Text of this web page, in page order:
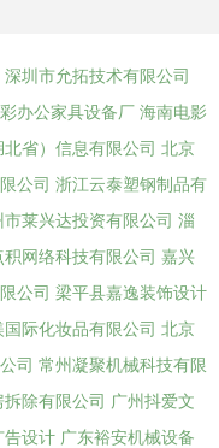
深圳市允拓技术有限公司
办公家具设备厂 海南电影
省）信息有限公司 北京
公司 浙江云泰塑钢制品有
市莱兴达投资有限公司 淄
积网络科技有限公司 嘉兴
公司 梁平县嘉逸装饰设计
国际化妆品有限公司 北京
司 常州凝聚机械科技有限
除有限公司 广州抖爱文
告设计 广东裕安机械设备